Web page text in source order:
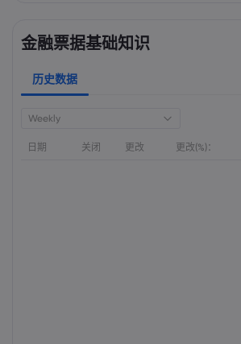
金融票据基础知识
历史数据
Weekly
日期 关闭 更改 更改(%)：